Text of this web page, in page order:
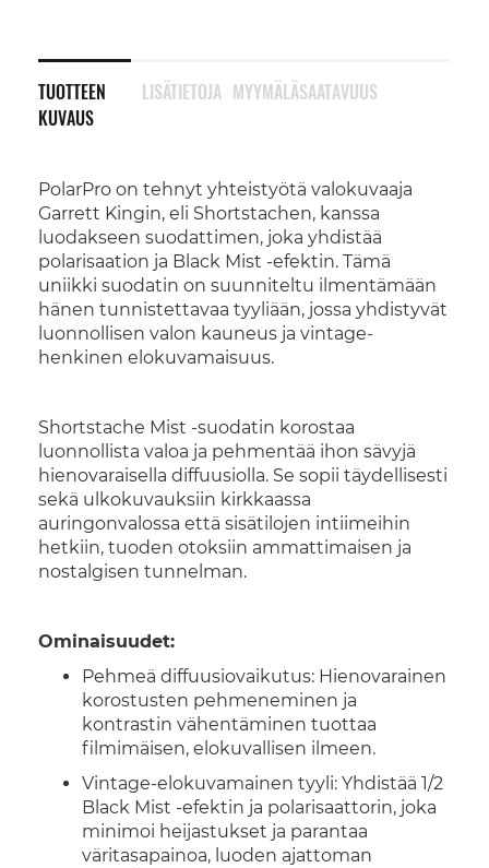
TUOTTEEN
KUVAUS
PolarPro on tehnyt yhteistyötä valokuvaaja
Garrett Kingin, eli Shortstachen, kanssa
luodakseen suodattimen, joka yhdistää
polarisaation ja Black Mist -efektin. Tämä
uniikki suodatin on suunniteltu ilmentämään
hänen tunnistettavaa tyyliään, jossa yhdistyvät
luonnollisen valon kauneus ja vintage-
henkinen elokuvamaisuus.
Shortstache Mist -suodatin korostaa
luonnollista valoa ja pehmentää ihon sävyjä
hienovaraisella diffuusiolla. Se sopii täydellisesti
sekä ulkokuvauksiin kirkkaassa
auringonvalossa että sisätilojen intiimeihin
hetkiin, tuoden otoksiin ammattimaisen ja
nostalgisen tunnelman.
Ominaisuudet:
Pehmeä diffuusiovaikutus: Hienovarainen
korostusten pehmeneminen ja
kontrastin vähentäminen tuottaa
filmimäisen, elokuvallisen ilmeen.
Vintage-elokuvamainen tyyli: Yhdistää 1/2
Black Mist -efektin ja polarisaattorin, joka
minimoi heijastukset ja parantaa
väritasapainoa, luoden ajattoman
LISÄTIETOJA MYYMÄLÄSAATAVUUS